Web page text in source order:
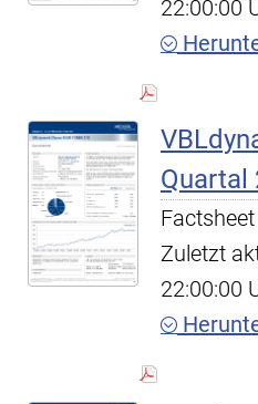
22:00:00
Quartal
Zuletzt
22:00:00